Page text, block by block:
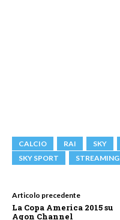
CALCIO RAI SKY
SKY SPORT
STREAMING
Articolo precedente
La Copa America 2015 su
Agon Channel